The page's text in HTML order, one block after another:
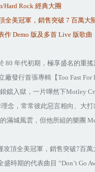
Hard Rock經典大團
全美冠軍，銷售突破 7 百萬大
作 Demo 版及多首 Live 版歌曲
80 年代初期，極享盛名的重搖
廠發行首張專輯【Too Fast For
鐺入獄，一片嘩然下Motley
理念，常常彼此惡言相向、大
滿城風雲，但他所組的樂團
攻頂全美冠軍，銷售突破7百萬
盛時期的代表曲目 “Don’t Go